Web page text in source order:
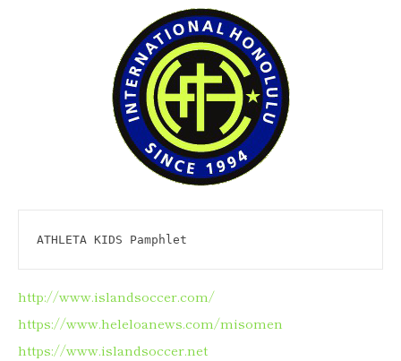
ATHLETA KIDS Pamphlet
http://www.islandsoccer.com/
https://www.heleloanews.com/misomen
https://www.islandsoccer.net